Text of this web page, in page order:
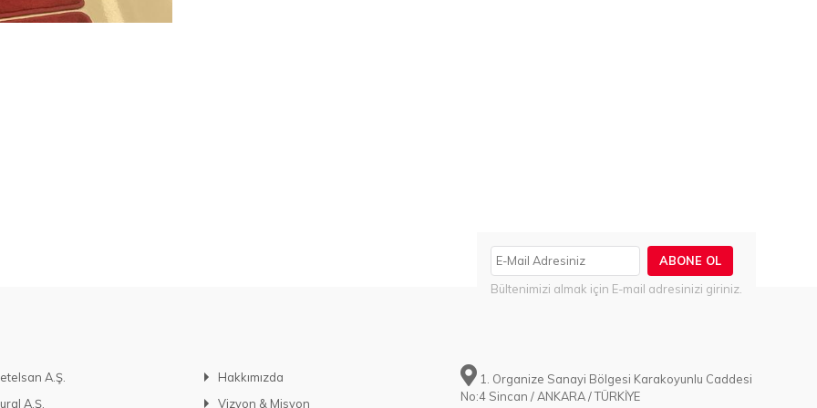
ABONE OL
Bültenimizi almak için E-mail adresinizi giriniz.
A.Ş.
A.Ş.
Hakkımızda
Vizyon & Misyon
1. Organize Sanayi Bölgesi Karakoyunlu Caddesi
No:4 Sincan / ANKARA / TÜRKİYE